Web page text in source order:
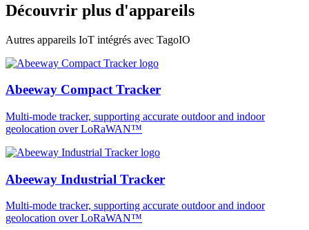
Découvrir plus d'appareils
Autres appareils IoT intégrés avec TagoIO
Abeeway Compact Tracker
Multi-mode tracker, supporting accurate outdoor and indoor
geolocation over LoRaWAN™
Abeeway Industrial Tracker
Multi-mode tracker, supporting accurate outdoor and indoor
geolocation over LoRaWAN™